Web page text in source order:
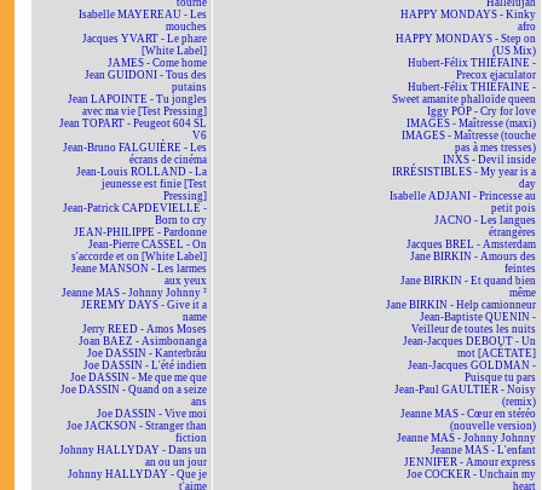
tourne
Isabelle MAYEREAU - Les
mouches
Jacques YVART - Le phare
[White Label]
JAMES - Come home
Jean GUIDONI - Tous des
putains
Jean LAPOINTE - Tu jongles
avec ma vie [Test Pressing]
Jean TOPART - Peugeot 604 SL
V6
Jean-Bruno FALGUIÈRE - Les
écrans de cinéma
Jean-Louis ROLLAND - La
jeunesse est finie [Test
Pressing]
Jean-Patrick CAPDEVIELLE -
Born to cry
JEAN-PHILIPPE - Pardonne
Jean-Pierre CASSEL - On
s'accorde et on [White Label]
Jeane MANSON - Les larmes
aux yeux
Jeanne MAS - Johnny Johnny ²
JEREMY DAYS - Give it a
name
Jerry REED - Amos Moses
Joan BAEZ - Asimbonanga
Joe DASSIN - Kanterbräu
Joe DASSIN - L'été indien
Joe DASSIN - Me que me que
Joe DASSIN - Quand on a seize
ans
Joe DASSIN - Vive moi
Joe JACKSON - Stranger than
fiction
Johnny HALLYDAY - Dans un
an ou un jour
Johnny HALLYDAY - Que je
t'aime
Hallelujah
HAPPY MONDAYS - Kinky
afro
HAPPY MONDAYS - Step on
(US Mix)
Hubert-Félix THIÉFAINE -
Precox ejaculator
Hubert-Félix THIÉFAINE -
Sweet amanite phalloïde queen
Iggy POP - Cry for love
IMAGES - Maîtresse (maxi)
IMAGES - Maîtresse (touche
pas à mes tresses)
INXS - Devil inside
IRRÉSISTIBLES - My year is a
day
Isabelle ADJANI - Princesse au
petit pois
JACNO - Les langues
étrangères
Jacques BREL - Amsterdam
Jane BIRKIN - Amours des
feintes
Jane BIRKIN - Et quand bien
même
Jane BIRKIN - Help camionneur
Jean-Baptiste QUENIN -
Veilleur de toutes les nuits
Jean-Jacques DEBOUT - Un
mot [ACÉTATE]
Jean-Jacques GOLDMAN -
Puisque tu pars
Jean-Paul GAULTIER - Noisy
(remix)
Jeanne MAS - Cœur en stéréo
(nouvelle version)
Jeanne MAS - Johnny Johnny
Jeanne MAS - L'enfant
JENNIFER - Amour express
Joe COCKER - Unchain my
heart